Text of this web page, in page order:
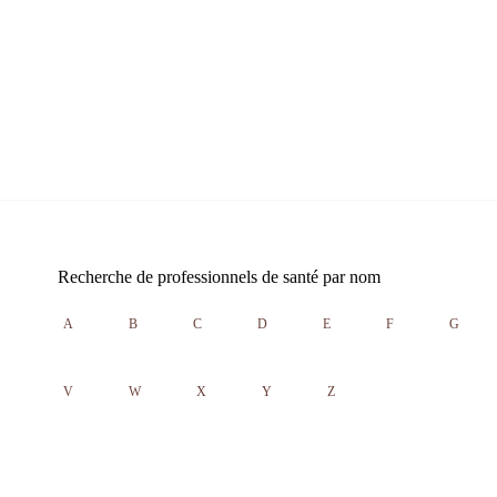
Recherche de professionnels de santé par nom
A B C D E F G
V W X Y Z